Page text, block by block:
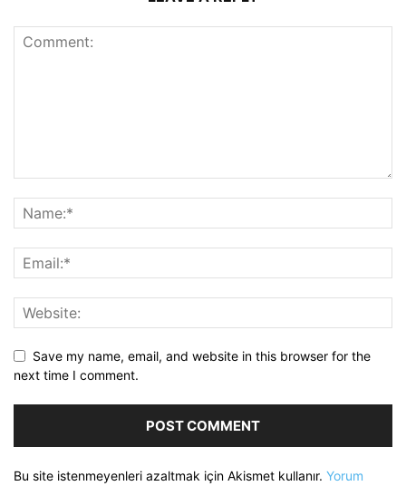
Save my name, email, and website in this browser for the
next time I comment.
Bu site istenmeyenleri azaltmak için Akismet kullanır. Yorum